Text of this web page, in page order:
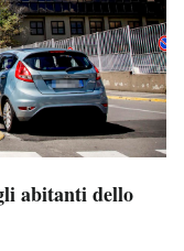
abitanti dello